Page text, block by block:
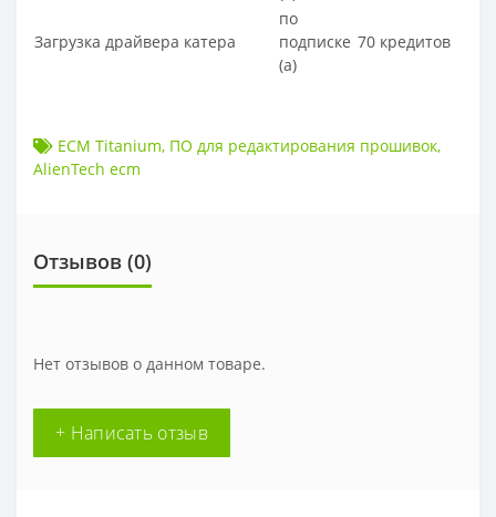
Загрузка драйвера катера
по
подписке
(а)
70 кредитов
ECM Titanium, ПО для редактирования прошивок,
AlienTech ecm
Отзывов (0)
Нет отзывов о данном товаре.
+ Написать отзыв